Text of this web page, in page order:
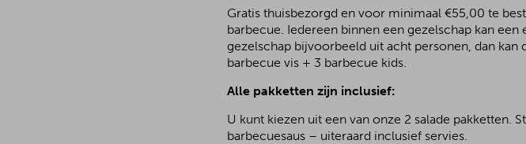
Gratis thuisbezorgd en voor minimaal €55,00 te
barbecue. Iedereen binnen een gezelschap kan
gezelschap bijvoorbeeld uit acht personen, dan
barbecue vis + 3 barbecue kids.
Alle pakketten zijn inclusief:
U kunt kiezen uit een van onze 2 salade pakketten.
barbecuesaus – uiteraard inclusief servies.